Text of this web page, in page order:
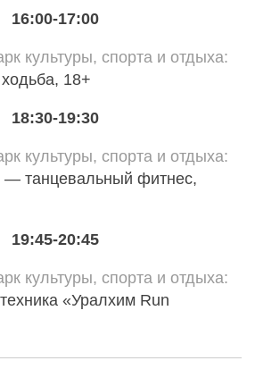
16:00-17:00
культуры, спорта и отдыха
18+
18:30-19:30
культуры, спорта и отдыха
— танцевальный фитнес,
19:45-20:45
культуры, спорта и отдыха
«Уралхим Run